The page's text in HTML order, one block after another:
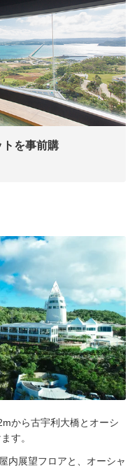
を事前購
から古宇利大橋とオーシ
す。
内展望フロアと、オーシャ